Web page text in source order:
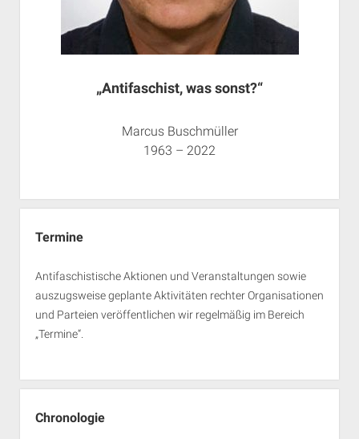
„Antifaschist, was sonst?“
Marcus Buschmüller
1963 – 2022
Termine
Antifaschistische Aktionen und Veranstaltungen sowie
auszugsweise geplante Aktivitäten rechter Organisationen
und Parteien veröffentlichen wir regelmäßig im Bereich
„Termine“.
Chronologie